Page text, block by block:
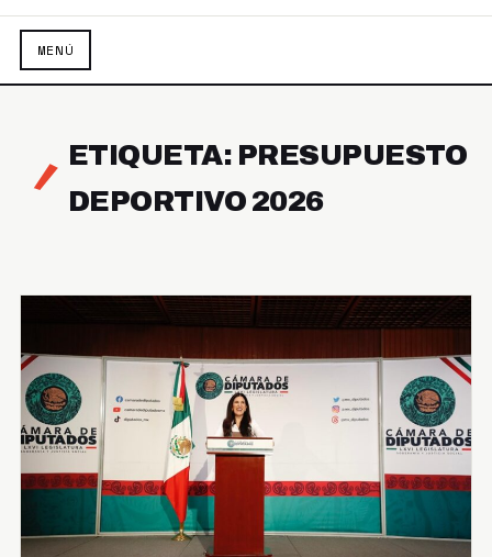
MENÚ
ETIQUETA: PRESUPUESTO
DEPORTIVO 2026